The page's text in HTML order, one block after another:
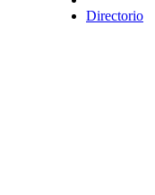
Directorio